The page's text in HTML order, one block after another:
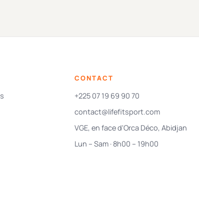
CONTACT
+225 07 19 69 90 70
contact@lifefitsport.com
VGE, en face d'Orca Déco, Abidjan
Lun – Sam · 8h00 – 19h00